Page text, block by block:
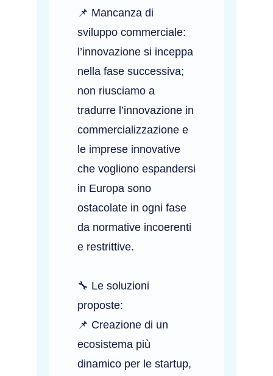
📌 Mancanza di
sviluppo commerciale:
l’innovazione si inceppa
nella fase successiva;
non riusciamo a
tradurre l’innovazione in
commercializzazione e
le imprese innovative
che vogliono espandersi
in Europa sono
ostacolate in ogni fase
da normative incoerenti
e restrittive.
🔧 Le soluzioni
proposte:
📌 Creazione di un
ecosistema più
dinamico per le startup,